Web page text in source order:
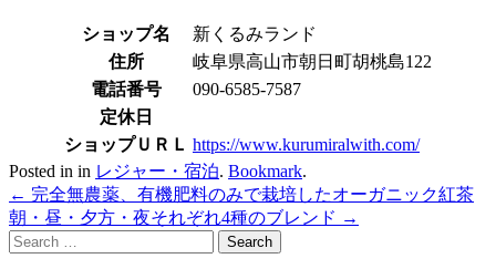
ショップ名
新くるみランド
住所
岐阜県高山市朝日町胡桃島122
電話番号
090-6585-7587
定休日
ショップＵＲＬ https://www.kurumiralwith.com/
Posted in in レジャー・宿泊. Bookmark.
Post
navigation
← 完全無農薬、有機肥料のみで栽培したオーガニック紅茶
朝・昼・夕方・夜それぞれ4種のブレンド →
Search
for: